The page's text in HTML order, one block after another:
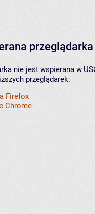
przeglądarka
nie jest wspierana w
przeglądarek:
Firefox
Chrome